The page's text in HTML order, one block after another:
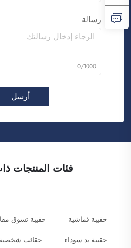
رسالة
0/1000
أرسل
فئات المنتجات
حقيبة قماشية حقيبة تسوق
حقيبة يد سوداء حقائب